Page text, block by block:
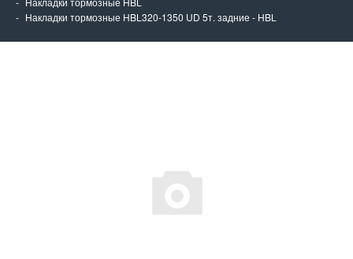
Накладки тормозные HBL320-1350 UD 5т. задние - HBL